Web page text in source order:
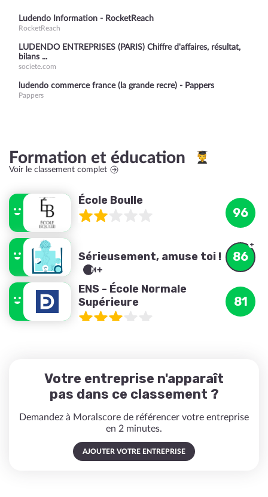
Ludendo Information - RocketReach
RocketReach
LUDENDO ENTREPRISES (PARIS) Chiffre d'affaires, résultat,
bilans ...
societe.com
ludendo commerce france (la grande recre) - Pappers
Pappers
Formation et éducation
Voir le classement complet
École Boulle
96
Sérieusement, amuse toi ! 86
ENS - École Normale
Supérieure
81
Votre entreprise n'apparaît
pas dans ce classement ?
Demandez à Moralscore de référencer votre entreprise
en 2 minutes.
AJOUTER VOTRE ENTREPRISE